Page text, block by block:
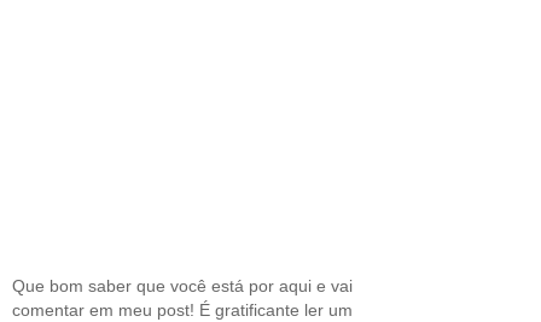
Que bom saber que você está por aqui e vai
comentar em meu post! É gratificante ler um